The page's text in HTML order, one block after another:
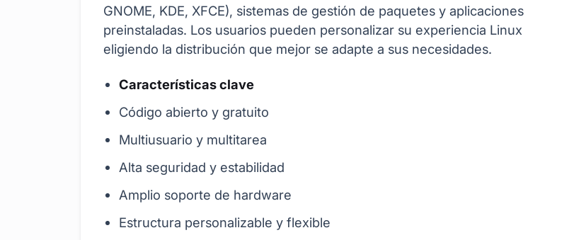
GNOME, KDE, XFCE), sistemas de gestión de paquetes y aplicaciones
preinstaladas. Los usuarios pueden personalizar su experiencia Linux
eligiendo la distribución que mejor se adapte a sus necesidades.
Características clave
Código abierto y gratuito
Multiusuario y multitarea
Alta seguridad y estabilidad
Amplio soporte de hardware
Estructura personalizable y flexible